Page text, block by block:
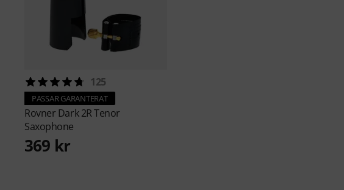
125
PASSAR GARANTERAT
Rovner Dark 2R Tenor
Saxophone
369 kr